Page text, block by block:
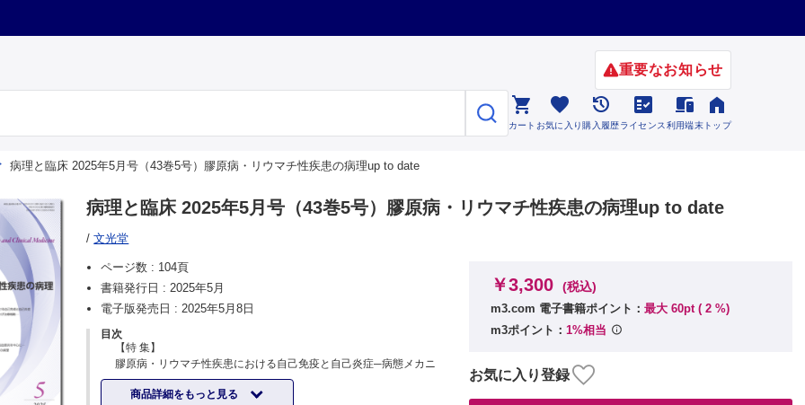
重要なお知らせ

カート

お気に入り

購入履歴

ライセンス

利用端末

トップ
病理と臨床 2025年5月号（43巻5号）膠原病・リウマチ性疾患の病理up to date
病理と臨床 2025年5月号（43巻5号）膠原病・リウマチ性疾患の病理up to date
/文光堂
ページ数 : 104頁
書籍発行日 :2025年5月
電子版発売日 :2025年5月8日
目次
【特 集】
膠原病・リウマチ性疾患における自己免疫と自己炎症─病態メカニ
ズム，診断，および治療戦略─……古賀智裕 他
皮膚……横内 幸 他
商品詳細をもっと見る
￥3,300 (税込)
m3.com 電子書籍ポイント： 最大 60pt ( 2 %)
m3ポイント： 1%相当
お気に入り登録